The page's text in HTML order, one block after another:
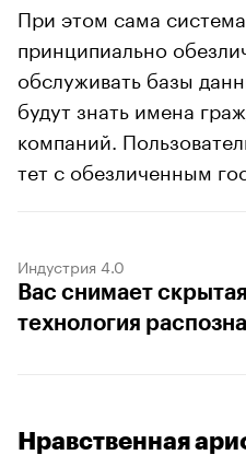
При этом сама
принципиально
обслуживать базы
будут знать имена
компаний.
тет с обезличенным
Индустрия 4.0
Вас снимает
технология
Нравственная